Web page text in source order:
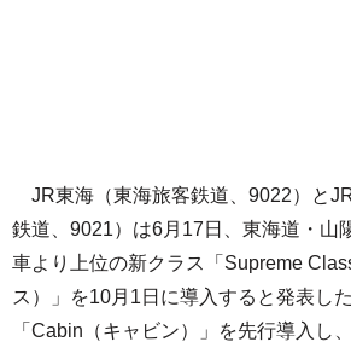
JR東海（東海旅客鉄道、9022）と
鉄道、9021）は6月17日、東海道・山
車より上位の新クラス「Supreme
ス）」を10月1日に導入すると発表し
「Cabin（キャビン）」を先行導入し